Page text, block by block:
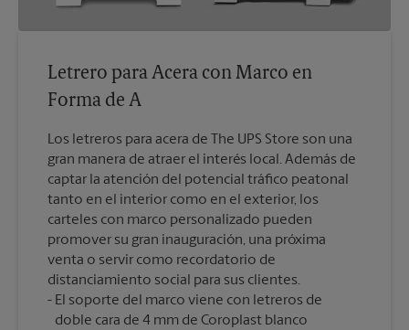
Letrero para Acera con Marco en
Forma de A
Los letreros para acera de The UPS Store son una
gran manera de atraer el interés local. Además de
captar la atención del potencial tráfico peatonal
tanto en el interior como en el exterior, los
carteles con marco personalizado pueden
promover su gran inauguración, una próxima
venta o servir como recordatorio de
distanciamiento social para sus clientes.
El soporte del marco viene con letreros de
doble cara de 4 mm de Coroplast blanco